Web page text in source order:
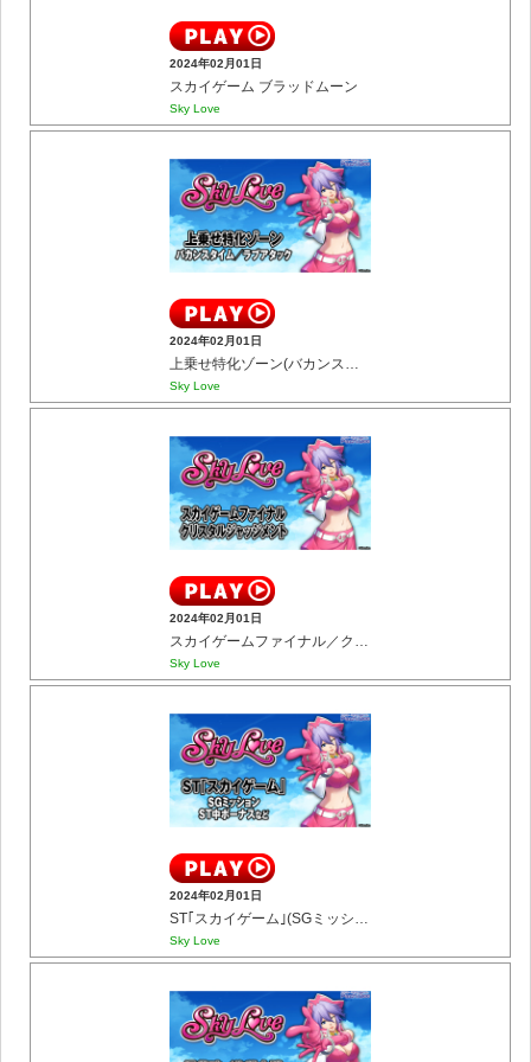
2024年02月01日
スカイゲーム ブラッドムーン
Sky Love
2024年02月01日
上乗せ特化ゾーン(バカンスタイム／ラブアタック)
Sky Love
2024年02月01日
スカイゲームファイナル／クリスタルジャッジメント
Sky Love
2024年02月01日
ST｢スカイゲーム｣(SGミッション／ST中ボーナスなど)
Sky Love